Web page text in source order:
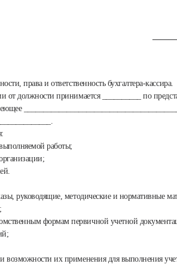
права и ответственность бухгалтера-кассира.
должности принимается __________ по
работы;
руководящие, методические и нормативные
формам первичной учетной
их применения для выполнения